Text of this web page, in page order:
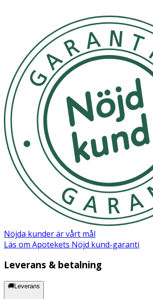
Nöjda kunder är vårt mål
Läs om Apotekets Nöjd kund-garanti
Leverans & betalning
🚚Leverans